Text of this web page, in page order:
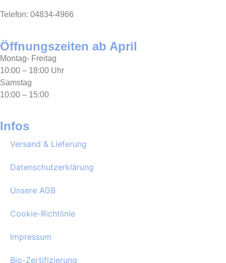
Telefon: 04834-4966
Öffnungszeiten ab April
Montag- Freitag
10:00 – 18:00 Uhr
Samstag
10:00 – 15:00
Infos
Versand & Lieferung
Datenschutzerklärung
Unsere AGB
Cookie-Richtlinie
Impressum
Bio-Zertifizierung